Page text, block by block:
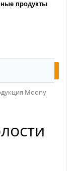
продукты
Moony